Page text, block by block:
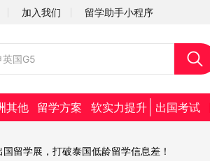
加入我们
社会招聘
留学助手小程序
其他 留学方案 软实力提升 出国考试
留学展，打破泰国低龄留学信息差！